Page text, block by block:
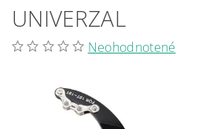
UNIVERZAL
Neohodnotené